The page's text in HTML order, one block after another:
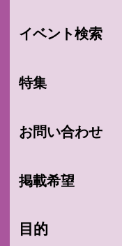
イベント検索
特集
お問い合わせ
掲載希望
目的